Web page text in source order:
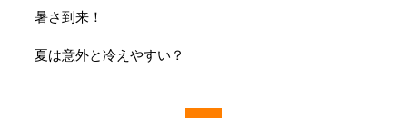
暑さ到来！
夏は意外と冷えやすい？